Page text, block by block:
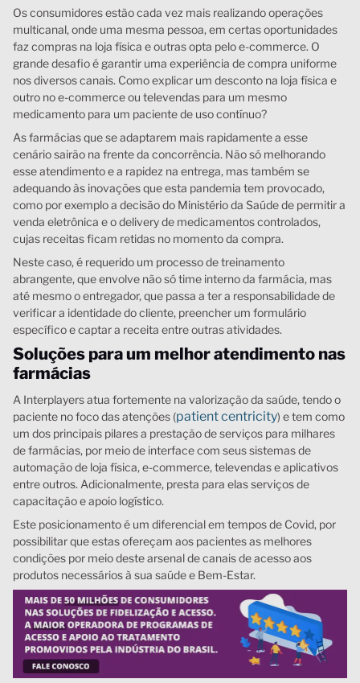
Os consumidores estão cada vez mais realizando operações
multicanal, onde uma mesma pessoa, em certas oportunidades
faz compras na loja física e outras opta pelo e-commerce. O
grande desafio é garantir uma experiência de compra uniforme
nos diversos canais. Como explicar um desconto na loja física e
outro no e-commerce ou televendas para um mesmo
medicamento para um paciente de uso contínuo?
As farmácias que se adaptarem mais rapidamente a esse
cenário sairão na frente da concorrência. Não só melhorando
esse atendimento e a rapidez na entrega, mas também se
adequando às inovações que esta pandemia tem provocado,
como por exemplo a decisão do Ministério da Saúde de permitir a
venda eletrônica e o delivery de medicamentos controlados,
cujas receitas ficam retidas no momento da compra.
Neste caso, é requerido um processo de treinamento
abrangente, que envolve não só time interno da farmácia, mas
até mesmo o entregador, que passa a ter a responsabilidade de
verificar a identidade do cliente, preencher um formulário
específico e captar a receita entre outras atividades.
Soluções para um melhor atendimento nas
farmácias
A Interplayers atua fortemente na valorização da saúde, tendo o
paciente no foco das atenções (patient centricity) e tem como
um dos principais pilares a prestação de serviços para milhares
de farmácias, por meio de interface com seus sistemas de
automação de loja física, e-commerce, televendas e aplicativos
entre outros. Adicionalmente, presta para elas serviços de
capacitação e apoio logístico.
Este posicionamento é um diferencial em tempos de Covid, por
possibilitar que estas ofereçam aos pacientes as melhores
condições por meio deste arsenal de canais de acesso aos
produtos necessários à sua saúde e Bem-Estar.